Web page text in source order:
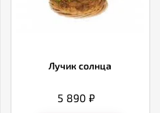
Лучик солнца
5 890 ₽